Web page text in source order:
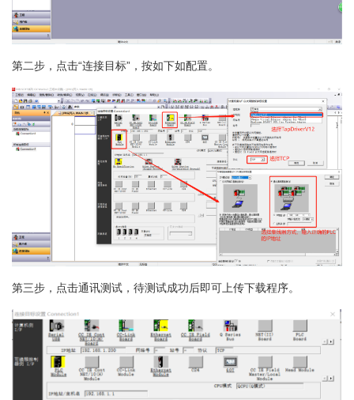
第二步，点击“连接目标”，按如下如配置。
第三步，点击通讯测试，待测试成功后即可上传下载程序。